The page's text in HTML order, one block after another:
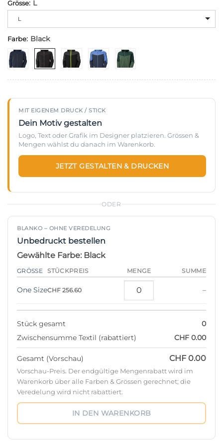
Grösse: L
L
Farbe: Black
Alternative:
MIT EIGENEM DRUCK / STICK
Dein Motiv gestalten
Logo, Text oder Grafik im Designer platzieren. Grössen &
Mengen wählst du danach im Warenkorb.
JETZT GESTALTEN & DRUCKEN
ODER
BLANKO – OHNE VEREDELUNG
Unbedruckt bestellen
Gewählte Farbe: Black
GRÖSSE STÜCKPREIS MENGE SUMME
One SizeCHF 256.60 –
Stück gesamt
0
Zwischensumme Textil (rabattiert)
CHF 0.00
Gesamt (Vorschau) CHF 0.00
Vorschau-Preis. Der endgültige Mengenrabatt wird im
Warenkorb über alle Farben & Grössen gerechnet; die
Veredelung wird nicht rabattiert.
IN DEN WARENKORB